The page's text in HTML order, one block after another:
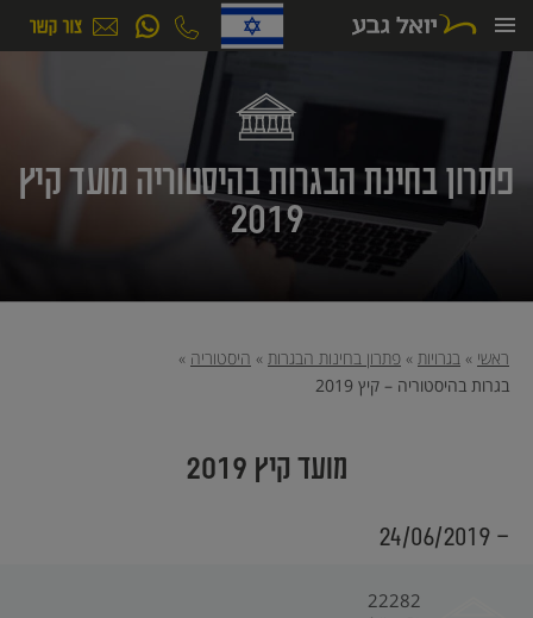
לתוכן
פתרון בחינת הבגרות בהיסטוריה מועד קיץ
2019
ראשי » בגרויות » פתרון בחינות הבגרות » היסטוריה »
בגרות בהיסטוריה – קיץ 2019
מועד קיץ 2019
- 24/06/2019
22282